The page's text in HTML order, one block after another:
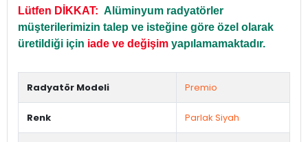
Lütfen DİKKAT: Alüminyum radyatörler
müşterilerimizin talep ve isteğine göre özel olarak
üretildiği için iade ve değişim yapılamamaktadır.
Radyatör Modeli Premio
Renk Parlak Siyah